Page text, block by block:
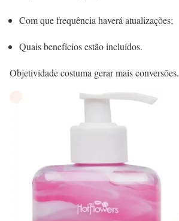
Com que frequência haverá atualizações;
Quais benefícios estão incluídos.
Objetividade costuma gerar mais conversões.